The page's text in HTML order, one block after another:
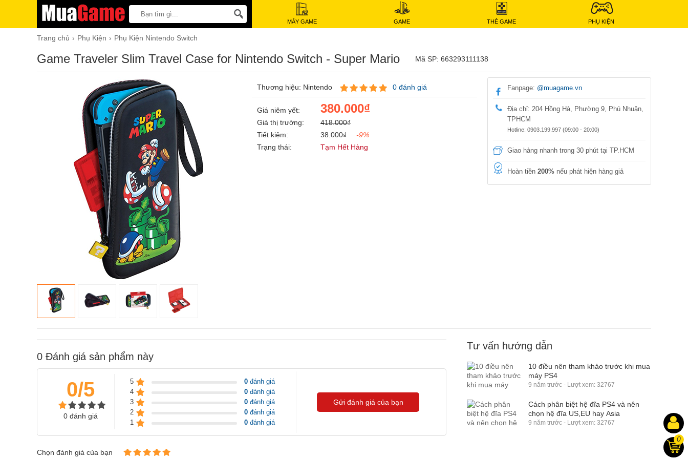
MÁY GAME GAME THẺ GAME PHỤ KIỆN
Trang chủ Phụ Kiện Phụ Kiện Nintendo Switch
Game Traveler Slim Travel Case for Nintendo Switch - Super Mario Mã SP: 663293111138
Thương hiệu: Nintendo 0 đánh giá
Giá niêm yết: 380.000₫
Giá thị trường:
418.000₫
Tiết kiệm:
38.000₫
-9%
Trạng thái:
Tạm Hết Hàng
Fanpage: @muagame.vn
Địa chỉ: 204 Hồng Hà, Phường 9, Phú Nhuận,
TPHCM
Hotline: 0903.199.997 (09:00 - 20:00)
Giao hàng nhanh trong 30 phút tại TP.HCM
Hoàn tiền 200% nếu phát hiện hàng giả
0 Đánh giá sản phẩm này
0/5
0 đánh giá
5 0 đánh giá
4
0 đánh giá
3
0 đánh giá
2
0 đánh giá
1
0 đánh giá
Gửi đánh giá của bạn
Chọn đánh giá của bạn
Tư vấn hướng dẫn
10 điều nên tham khảo trước khi mua
máy PS4
9 năm trước - Lượt xem: 32767
Cách phân biệt hệ đĩa PS4 và nên
chọn hệ đĩa US,EU hay Asia
9 năm trước - Lượt xem: 32767
0